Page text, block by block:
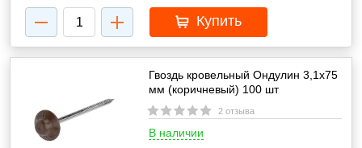
Купить
Гвоздь кровельный Ондулин 3,1х75
мм (коричневый) 100 шт
2 отзыва
В наличии